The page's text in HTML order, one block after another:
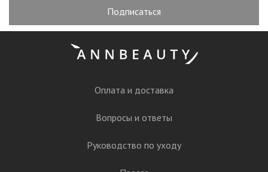
Подписаться
Оплата и доставка
Вопросы и ответы
Руководство по уходу